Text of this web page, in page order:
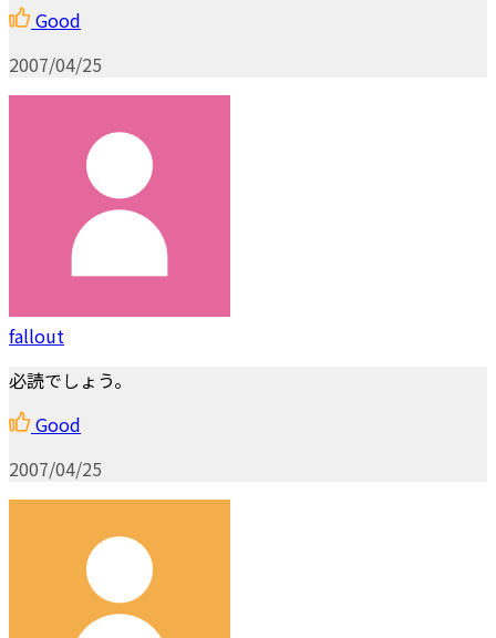
Good
2007/04/25
fallout
必読でしょう。
Good
2007/04/25